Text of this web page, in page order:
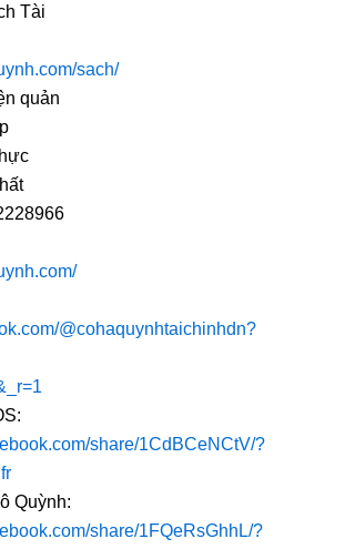
Tài
sach/
quản
@cohaquynhtaichinhdn?
share/1CdBCeNCtV/?
Quỳnh:
share/1FQeRsGhhL/?